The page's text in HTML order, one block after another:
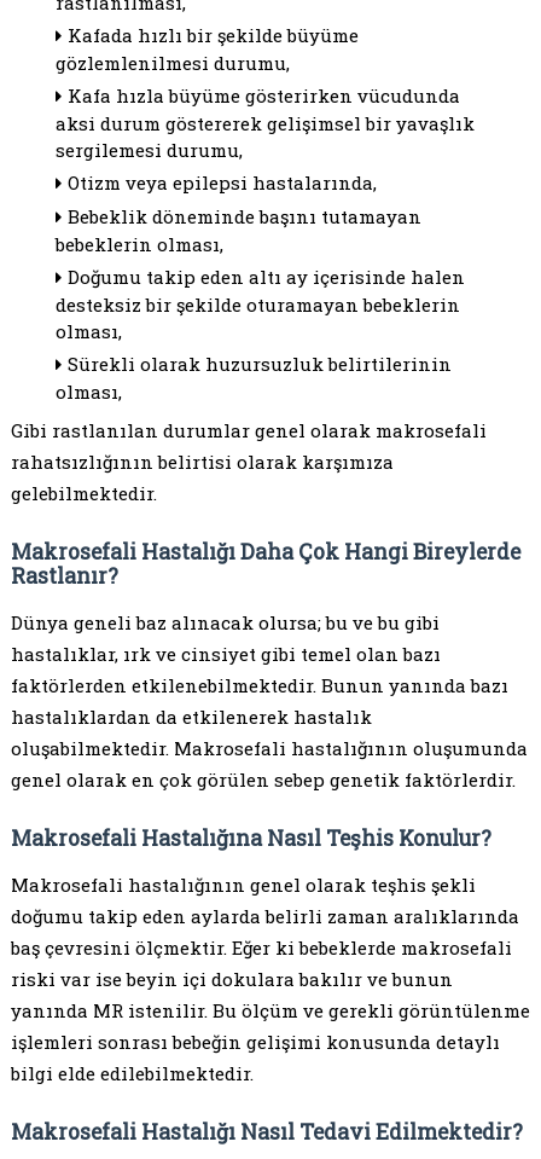
Kafada hızlı bir şekilde büyüme
gözlemlenilmesi durumu,
Kafa hızla büyüme gösterirken vücudunda
aksi durum göstererek gelişimsel bir yavaşlık
sergilemesi durumu,
Otizm veya epilepsi hastalarında,
Bebeklik döneminde başını tutamayan
bebeklerin olması,
Doğumu takip eden altı ay içerisinde halen
desteksiz bir şekilde oturamayan bebeklerin
olması,
Sürekli olarak huzursuzluk belirtilerinin
olması,
Gibi rastlanılan durumlar genel olarak makrosefali
rahatsızlığının belirtisi olarak karşımıza
gelebilmektedir.
Makrosefali Hastalığı Daha Çok Hangi Bireylerde
Rastlanır?
Dünya geneli baz alınacak olursa; bu ve bu gibi
hastalıklar, ırk ve cinsiyet gibi temel olan bazı
faktörlerden etkilenebilmektedir. Bunun yanında bazı
hastalıklardan da etkilenerek hastalık
oluşabilmektedir. Makrosefali hastalığının oluşumunda
genel olarak en çok görülen sebep genetik faktörlerdir.
Makrosefali Hastalığına Nasıl Teşhis Konulur?
Makrosefali hastalığının genel olarak teşhis şekli
doğumu takip eden aylarda belirli zaman aralıklarında
baş çevresini ölçmektir. Eğer ki bebeklerde makrosefali
riski var ise beyin içi dokulara bakılır ve bunun
yanında MR istenilir. Bu ölçüm ve gerekli görüntülenme
işlemleri sonrası bebeğin gelişimi konusunda detaylı
bilgi elde edilebilmektedir.
Makrosefali Hastalığı Nasıl Tedavi Edilmektedir?